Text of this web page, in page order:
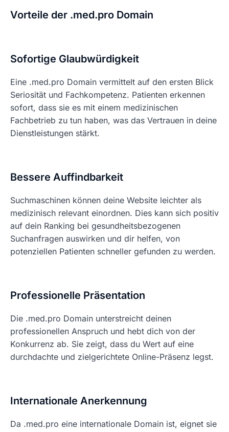
Vorteile der .med.pro Domain
Sofortige Glaubwürdigkeit
Eine .med.pro Domain vermittelt auf den ersten Blick
Seriosität und Fachkompetenz. Patienten erkennen
sofort, dass sie es mit einem medizinischen
Fachbetrieb zu tun haben, was das Vertrauen in deine
Dienstleistungen stärkt.
Bessere Auffindbarkeit
Suchmaschinen können deine Website leichter als
medizinisch relevant einordnen. Dies kann sich positiv
auf dein Ranking bei gesundheitsbezogenen
Suchanfragen auswirken und dir helfen, von
potenziellen Patienten schneller gefunden zu werden.
Professionelle Präsentation
Die .med.pro Domain unterstreicht deinen
professionellen Anspruch und hebt dich von der
Konkurrenz ab. Sie zeigt, dass du Wert auf eine
durchdachte und zielgerichtete Online-Präsenz legst.
Internationale Anerkennung
Da .med.pro eine internationale Domain ist, eignet sie